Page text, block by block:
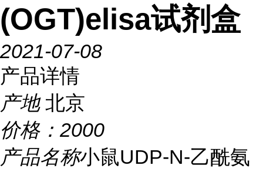
(OGT)elisa试剂盒
2021-07-08
产品详情
产地 北京
价格： 2000
产品名称小鼠UDP-N-乙酰氨